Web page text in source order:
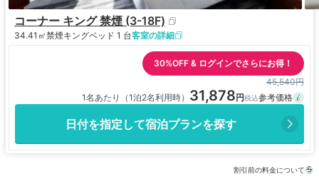
コーナー キング 禁煙 (3-18F)
34.41㎡禁煙キングベッド 1 台客室の詳細
30%OFF & ログインでさらにお得！
45,540円
1名あたり（1泊2名利用時） 31,878
日付を指定して宿泊プランを探す
割引前の料金について